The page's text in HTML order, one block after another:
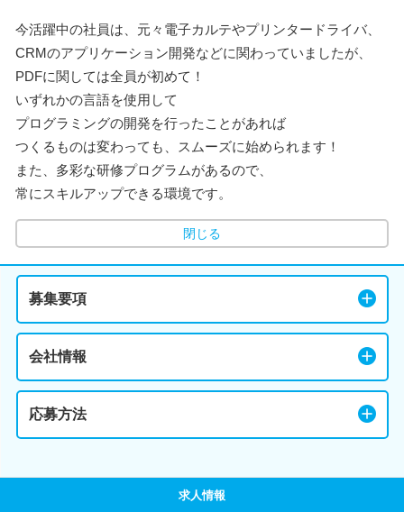
今活躍中の社員は、元々電子カルテやプリンタードライバ、
CRMのアプリケーション開発などに関わっていましたが、
PDFに関しては全員が初めて！
いずれかの言語を使用して
プログラミングの開発を行ったことがあれば
つくるものは変わっても、スムーズに始められます！
また、多彩な研修プログラムがあるので、
常にスキルアップできる環境です。
閉じる
募集要項
会社情報
応募方法
求人情報